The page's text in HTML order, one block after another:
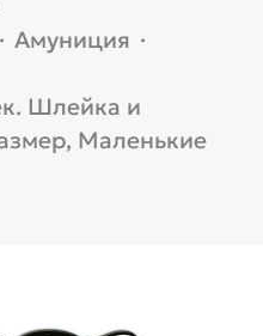
· Амуниция ·
Шлейка и
Маленькие